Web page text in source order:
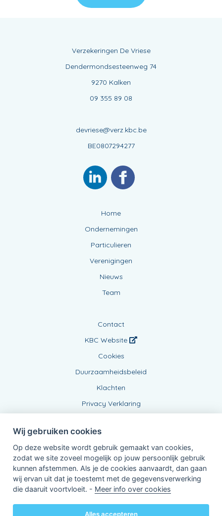
Verzekeringen De Vriese
Dendermondsesteenweg 74
9270 Kalken
09 355 89 08
devriese@verz.kbc.be
BE0807294277
Home
Ondernemingen
Particulieren
Verenigingen
Nieuws
Team
Contact
KBC Website
Cookies
Duurzaamheidsbeleid
Klachten
Privacy Verklaring
Verbonden Agent, BE0807294277
van KBC Verzekeringen nv
3000 Leuven - Belgie
Wij gebruiken cookies
Op deze website wordt gebruik gemaakt van cookies,
zodat we site zoveel mogelijk op jouw persoonlijk gebruik
kunnen afstemmen. Als je de cookies aanvaardt, dan gaan
wij ervan uit dat je toestemt met de gegevensverwerking
die daaruit voortvloeit. - Meer info over cookies
Alles accepteren